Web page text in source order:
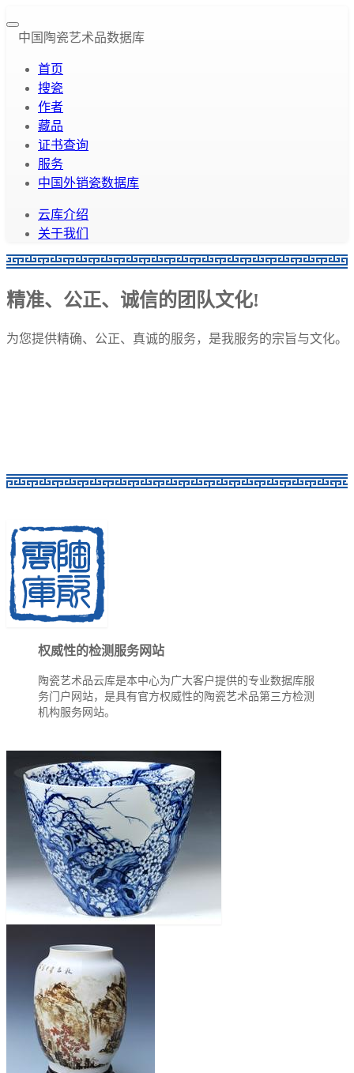
中国陶瓷艺术品数据库
首页
搜瓷
作者
藏品
证书查询
服务
中国外销瓷数据库
云库介绍
关于我们
精准、公正、诚信的团队文化!
为您提供精确、公正、真诚的服务，是我服务的宗旨与文化。
权威性的检测服务网站
陶瓷艺术品云库是本中心为广大客户提供的专业数据库服
务门户网站，是具有官方权威性的陶瓷艺术品第三方检测
机构服务网站。